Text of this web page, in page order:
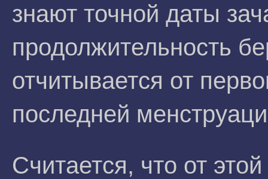
знают точной даты
продолжительность
отчитывается от
последней
Считается, что от